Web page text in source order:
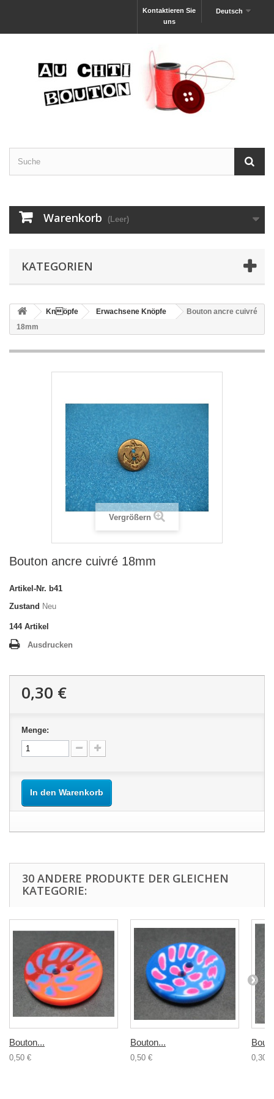
Deutsch
Kontaktieren Sie
uns
Warenkorb (Leer)
KATEGORIEN
Knöpfe Erwachsene Knöpfe
Bouton ancre cuivré
18mm
Vergrößern
Bouton ancre cuivré 18mm
Artikel-Nr. b41
Zustand Neu
144 Artikel
Ausdrucken
0,30 €
Menge:
In den Warenkorb
30 ANDERE PRODUKTE DER GLEICHEN
KATEGORIE:
Bouton...
0,50 €
Bouton...
0,50 € 0,30 €